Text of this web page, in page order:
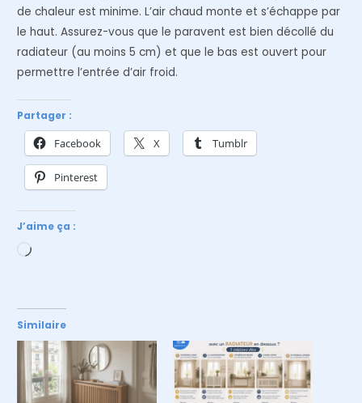
de chaleur est minime. L’air chaud monte et s’échappe par
le haut. Assurez-vous que le paravent est bien décollé du
radiateur (au moins 5 cm) et que le bas est ouvert pour
permettre l’entrée d’air froid.
Partager :
Facebook X Tumblr
Pinterest
J’aime ça :
Chargement…
Similaire